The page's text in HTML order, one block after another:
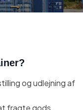
og udlejning af
fragte gods,